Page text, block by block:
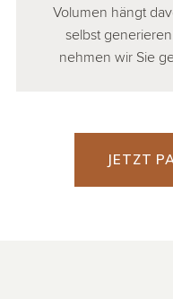
Volumen hängt
selbst
nehmen wir Sie
JETZT